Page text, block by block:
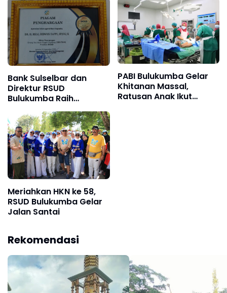
Siapkan Tim Medis
Khusus
Bank Sulselbar dan
Direktur RSUD
Bulukumba Raih
Penghargaan GOLD
Program GENTING
Summit 2025
PABI Bulukumba Gelar
Khitanan Massal,
Ratusan Anak Ikut
Meriahkan HKN ke 58,
RSUD Bulukumba Gelar
Jalan Santai
Rekomendasi